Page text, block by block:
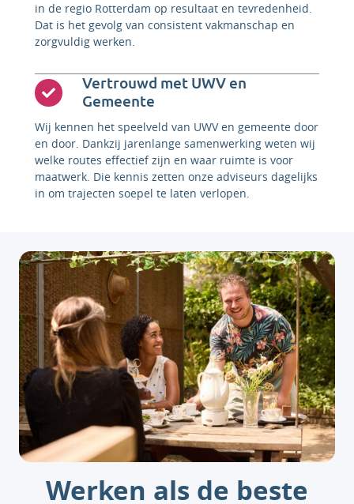
in de regio Rotterdam op resultaat en tevredenheid.
Dat is het gevolg van consistent vakmanschap en
zorgvuldig werken.
Vertrouwd met UWV en
Gemeente
Wij kennen het speelveld van UWV en gemeente door
en door. Dankzij jarenlange samenwerking weten wij
welke routes effectief zijn en waar ruimte is voor
maatwerk. Die kennis zetten onze adviseurs dagelijks
in om trajecten soepel te laten verlopen.
Werken als de beste